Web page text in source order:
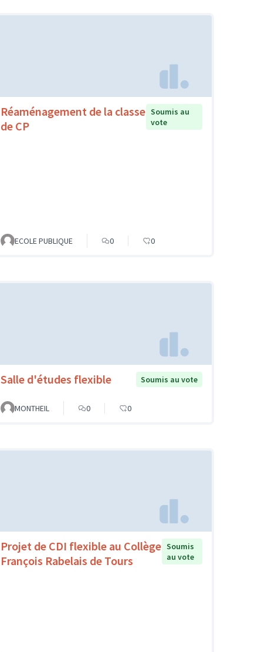
Réaménagement de la classe
de CP
Soumis au
vote
ECOLE PUBLIQUE 0 0
Salle d'études flexible Soumis au vote
MONTHEIL 0 0
Projet de CDI flexible au Collège
François Rabelais de Tours
Soumis
au vote